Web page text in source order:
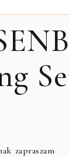
zapraszam